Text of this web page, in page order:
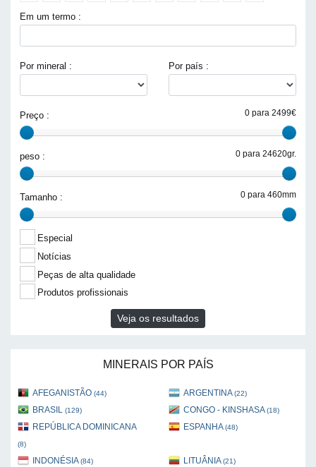
Em um termo :
Por mineral : Por país :
0 para 2499€
Preço :
0 para 24620gr.
peso :
0 para 460mm
Tamanho :
Especial
Notícias
Peças de alta qualidade
Produtos profissionais
Veja os resultados
MINERAIS POR PAÍS
AFEGANISTÃO (44) ARGENTINA(22)
BRASIL (129) CONGO - KINSHASA(18)
REPÚBLICA DOMINICANA
(8)
ESPANHA(48)
INDONÉSIA(84) LITUÂNIA(21)